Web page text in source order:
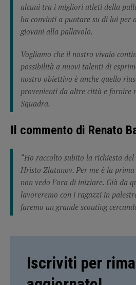
alcuni tra i migliori atleti della
ha convinti a puntare su di lui per
giovani alla pallavolo.
Vogliamo che il nostro vivaio
possibilità a nuovi talenti di
nostro obiettivo è anche quello
provenienti da altre città e fornire
Squadra.
Il commento di Renato
“Ho raccolto subito la richiesta
Hristo Zlatanov. Per me è la
non vedo l’ora di iniziare. Già da
lavoreremo con i ragazzi in
faremo un grande scouting
Iscriviti per